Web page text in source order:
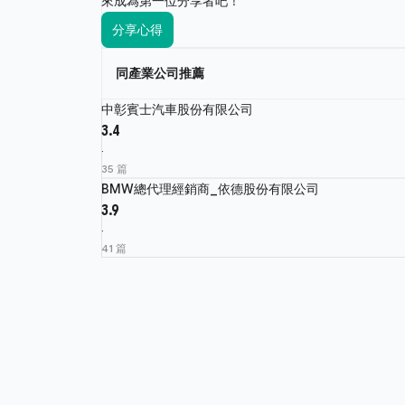
分享心得
同產業公司推薦
中彰賓士汽車股份有限公司
3.4
·
35 篇
BMW總代理經銷商_依德股份有限公司
3.9
·
41 篇